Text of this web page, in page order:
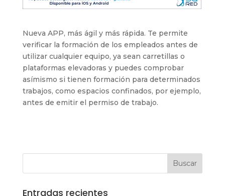
Nueva APP, más ágil y más rápida. Te permite
verificar la formación de los empleados antes de
utilizar cualquier equipo, ya sean carretillas o
plataformas elevadoras y puedes comprobar
asímismo si tienen formación para determinados
trabajos, como espacios confinados, por ejemplo,
antes de emitir el permiso de trabajo.
Entradas recientes